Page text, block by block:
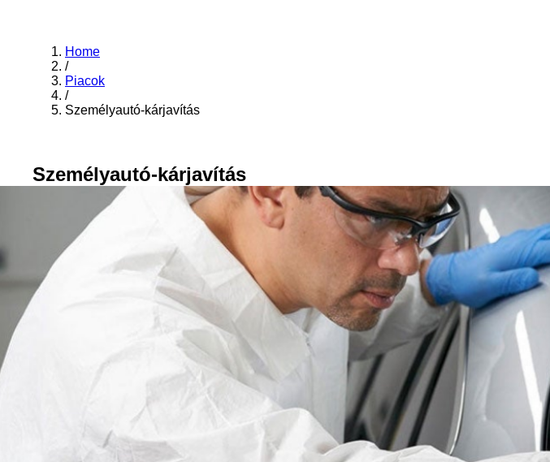
Home
/
Piacok
/
Személyautó-kárjavítás
Személyautó-kárjavítás